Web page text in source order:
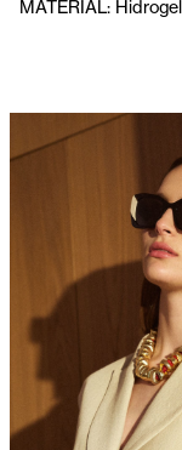
MATERIAL: